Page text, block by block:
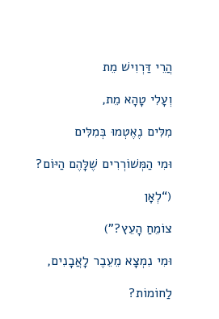
הֲרֵי דַּרְוִישׁ מֵת
וְעָלִי טָהָא מֵת,
מִלִּים נֶאֶטְמוּ בְּמִלִּים
וּמִי הַמְּשׁוֹרְרִים שֶׁלָּהֶם הַיּוֹם?
(“לְאָן
צוֹמֵחַ הָעֵץ?”)
וּמִי נִמְצָא מֵעֵבֶר לָאֲבָנִים,
לַחוֹמוֹת?